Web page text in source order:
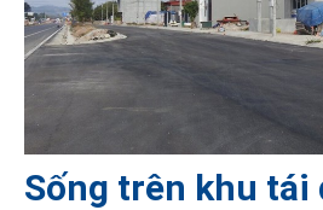
Sống trên khu